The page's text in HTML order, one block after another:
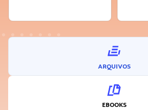
ARQUIVOS
EBOOKS